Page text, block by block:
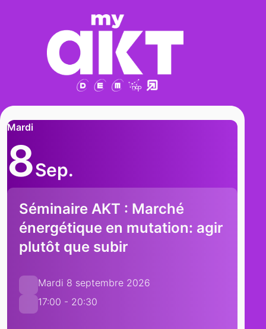
Mardi
8Sep.
Séminaire AKT : Marché
énergétique en mutation: agir
plutôt que subir
Mardi 8 septembre 2026
17:00 - 20:30